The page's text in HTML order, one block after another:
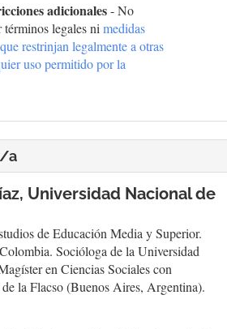
adicionales- No
términos legales nimedidas
restrinjan legalmente a otras
uso permitido por la
a
Universidad Nacional de
de Educación Media y Superior.
Socióloga de la Universidad
en Ciencias Sociales con
la Flacso (Buenos Aires, Argentina).